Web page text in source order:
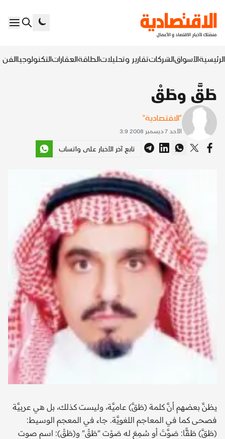
الرئيسيةالأسواقالشركاتتقارير وتحليلاتالطاقةالعقاراتالتكنولوجياالفن
طَقَّ وطَقْ
"الاقتصادية"
الأحد 7 ديسمبر 2008 3:9
تابع آخر الأخبار على واتساب
يظنَّ بعضهم أنَّ كلمة (طَقَّ) عاميَّة، وليست كذلك، بل هي عربيَّة
فصحى كما في المعاجم اللغويَّة. جاء في المعجم الوسيط:
(طَقَّ) طَقًّا: صَوَّتَ أو سُمِعَ له صَوْت "طَقْ" و(طَقْ): اسم صوت